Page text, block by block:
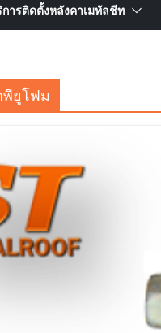
ารติดตั้งหลังคาเมทัลชีท
พียูโฟม